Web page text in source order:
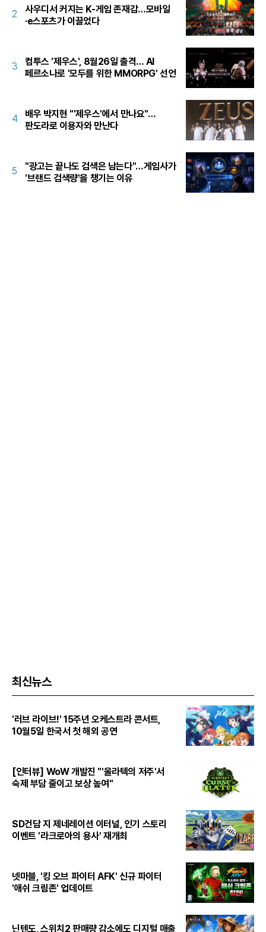
2
사우디서 커지는 K-게임 존재감…모바일
·e스포츠가 이끌었다
3
컴투스 '제우스', 8월26일 출격… AI
페르소나로 '모두를 위한 MMORPG' 선언
4
배우 박지현 "'제우스'에서 만나요"…
판도라로 이용자와 만난다
5
"광고는 끝나도 검색은 남는다"…게임사가
'브랜드 검색량'을 챙기는 이유
최신뉴스
'러브 라이브!' 15주년 오케스트라 콘서트,
10월5일 한국서 첫 해외 공연
[인터뷰] WoW 개발진 "'울라텍의 저주'서
숙제 부담 줄이고 보상 높여"
SD건담 지 제네레이션 이터널, 인기 스토리
이벤트 '라크로아의 용사' 재개최
넷마블, '킹 오브 파이터 AFK' 신규 파이터
'애쉬 크림존' 업데이트
닌텐도, 스위치2 판매량 감소에도 디지털 매출